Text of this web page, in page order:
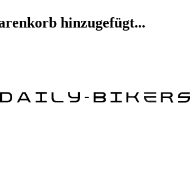
hinzugefügt...